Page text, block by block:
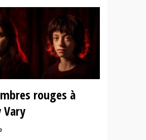
rouges à
Vary